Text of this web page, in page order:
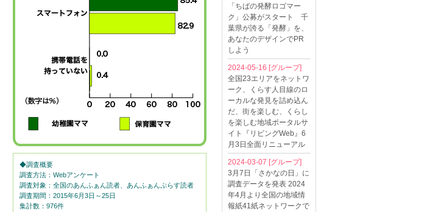
◆調査概要
調査方法：Webアンケート
調査対象：全国のあんふぁん読者、あんふぁんぷらす読者
調査期間：2015年6月3日～25日
集計数：976件
「ちばの発酵ロゴマー
ク」公募がスタート 千
葉県が誇る「発酵」を、
あなたのデザインでPR
しよう
2024-05-16 [グループ]
全国23エリアをネットワ
ーク、くらす人目線のロ
ーカルな発見を詰め込ん
だ、街を楽しむ、くらし
を楽しむ地域ポータルサ
イト『リビングWeb』6
月3日全面リニューアル
2024-03-07 [グループ]
3月7日「さかなの日」に
調査データを発表 2024
年4月より全国の地域情
報紙41紙ネットワークで